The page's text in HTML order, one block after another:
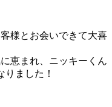
様とお会いできて大喜
恵まれ、ニッキーくん
りました！